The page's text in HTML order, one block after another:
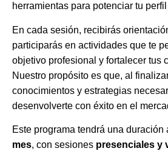
herramientas para potenciar tu
En cada sesión, recibirás
participarás en actividades que te
objetivo profesional y fortalecer tus
Nuestro propósito es que, al
conocimientos y estrategias
desenvolverte con éxito en el
Este programa tendrá una duración
mes, con sesiones presenciales y